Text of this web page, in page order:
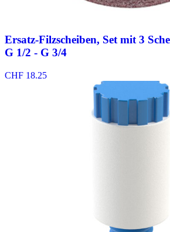
Ersatz-Filzscheiben, Set mit 3
G 1/2 - G 3/4
CHF 18.25